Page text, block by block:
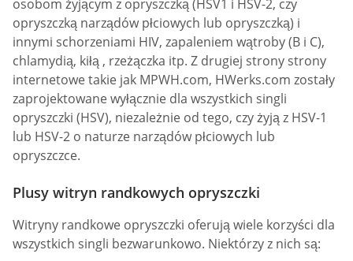
osobom żyjącym z opryszczką (HSV1 i HSV-2, czy
opryszczką narządów płciowych lub opryszczką) i
innymi schorzeniami HIV, zapaleniem wątroby (B i C),
chlamydią, kiłą , rzeżączka itp. Z drugiej strony strony
internetowe takie jak MPWH.com, HWerks.com zostały
zaprojektowane wyłącznie dla wszystkich singli
opryszczki (HSV), niezależnie od tego, czy żyją z HSV-1
lub HSV-2 o naturze narządów płciowych lub
opryszczce.
Plusy witryn randkowych opryszczki
Witryny randkowe opryszczki oferują wiele korzyści dla
wszystkich singli bezwarunkowo. Niektórzy z nich są: